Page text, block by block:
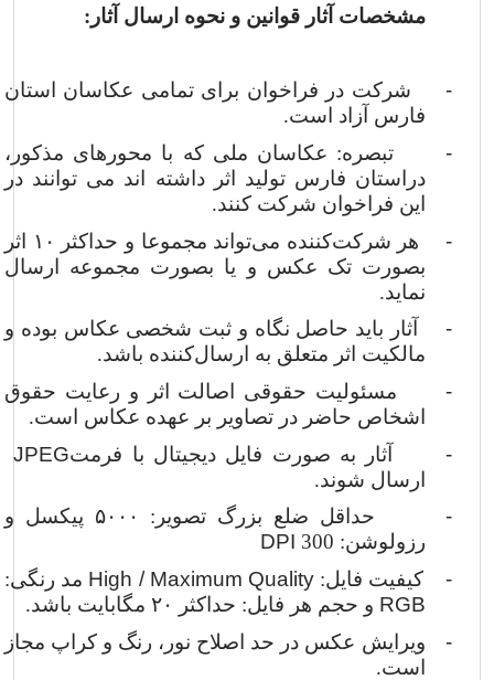
مشخصات آثار قوانین و نحوه ارسال آثار:
-
شرکت در فراخوان برای تمامی عکاسان استان
فارس آزاد است.
-
تبصره: عکاسان ملی که با محورهای مذکور،
دراستان فارس تولید اثر داشته اند می توانند در
این فراخوان شرکت کنند.
-
هر شرکت‌کننده می‌تواند مجموعا و حداکثر ۱۰ اثر
بصورت تک عکس و یا بصورت مجموعه ارسال
نماید.
-
آثار باید حاصل نگاه و ثبت شخصی عکاس بوده و
مالکیت اثر متعلق به ارسال‌کننده باشد.
-
مسئولیت حقوقی اصالت اثر و رعایت حقوق
اشخاص حاضر در تصاویر بر عهده عکاس است.
-
آثار به صورت فایل دیجیتال با فرمتJPEG
ارسال شوند.
-
حداقل ضلع بزرگ تصویر: ۵۰۰۰ پیکسل و
رزولوشن: 300
DPI
-
کیفیت فایل:High / Maximum Quality مد رنگی:
RGB و حجم هر فایل: حداکثر ۲۰ مگابایت باشد.
-
ویرایش عکس در حد اصلاح نور، رنگ و کراپ مجاز
است.